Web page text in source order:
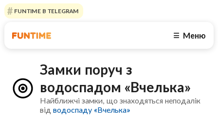
FUNTIME В TELEGRAM
☰ Меню
Замки поруч з
водоспадом «Вчелька»
Найближчі замки, що знаходяться неподалік
відводоспаду «Вчелька»